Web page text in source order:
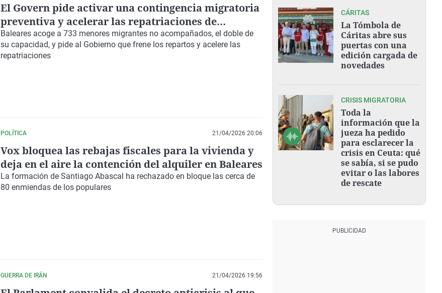
El Govern pide activar una contingencia migratoria
preventiva y acelerar las repatriaciones de
menores
Baleares acoge a 733 menores migrantes no acompañados, el doble de
su capacidad, y pide al Gobierno que frene los repartos y acelere las
repatriaciones
POLÍTICA 21/04/2026 20:06
Vox bloquea las rebajas fiscales para la vivienda y
deja en el aire la contención del alquiler en Baleares
La formación de Santiago Abascal ha rechazado en bloque las cerca de
80 enmiendas de los populares
GUERRA DE IRÁN 21/04/2026 19:56
CÁRITAS
La Tómbola de
Cáritas abre sus
puertas con una
edición cargada de
novedades
CRISIS MIGRATORIA
Toda la
información que la
jueza ha pedido
para esclarecer la
crisis en Ceuta: qué
se sabía, si se pudo
evitar o las labores
de rescate